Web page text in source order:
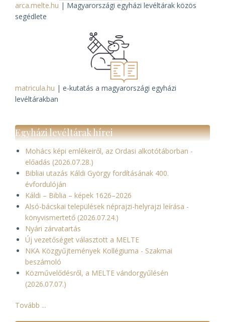
arca.melte.hu | Magyarországi egyházi levéltárak közös
segédlete
matricula.hu | e-kutatás a magyarországi egyházi
levéltárakban
Egyházi levéltárak hírei
Mohács képi emlékeiről, az Ordasi alkotótáborban -
előadás (2026.07.28.)
Bibliai utazás Káldi György fordításának 400.
évfordulóján
Káldi – Biblia – képek 1626–2026
Alsó-bácskai települések néprajzi-helyrajzi leírása -
könyvismertető (2026.07.24.)
Nyári zárvatartás
Új vezetőséget választott a MELTE
NKA Közgyűjtemények Kollégiuma - Szakmai
beszámoló
Közművelődésről, a MELTE vándorgyűlésén
(2026.07.07.)
Tovább ...